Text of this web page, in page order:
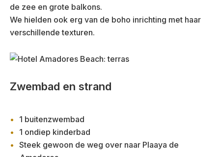
de zee en grote balkons.
We hielden ook erg van de boho inrichting met haar
verschillende texturen.
Zwembad en strand
1 buitenzwembad
1 ondiep kinderbad
Steek gewoon de weg over naar Plaaya de